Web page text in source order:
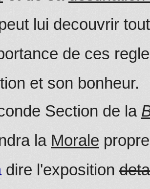
lui decouvrir
de ces
et son bonheur.
Section de la
la Morale
dire l'exposition